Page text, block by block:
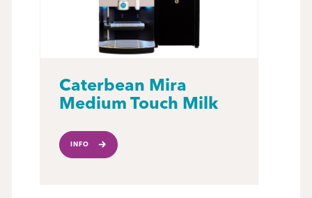
Caterbean Mira
Medium Touch Milk
INFO